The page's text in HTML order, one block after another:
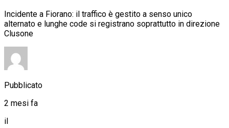
Incidente a Fiorano: il traffico è gestito a senso unico
alternato e lunghe code si registrano soprattutto in direzione
Clusone
Pubblicato
2 mesi fa
il